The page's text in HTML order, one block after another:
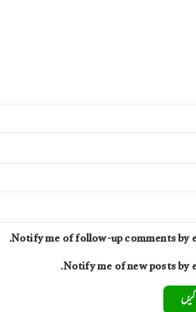
Notify me of follow-up comments by
Notify me of new posts by